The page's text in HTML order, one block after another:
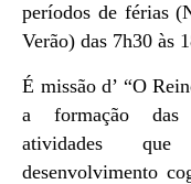
períodos de férias
Verão) das 7h30 às
É missão d’ “O
a formação das
atividades
desenvolvimento